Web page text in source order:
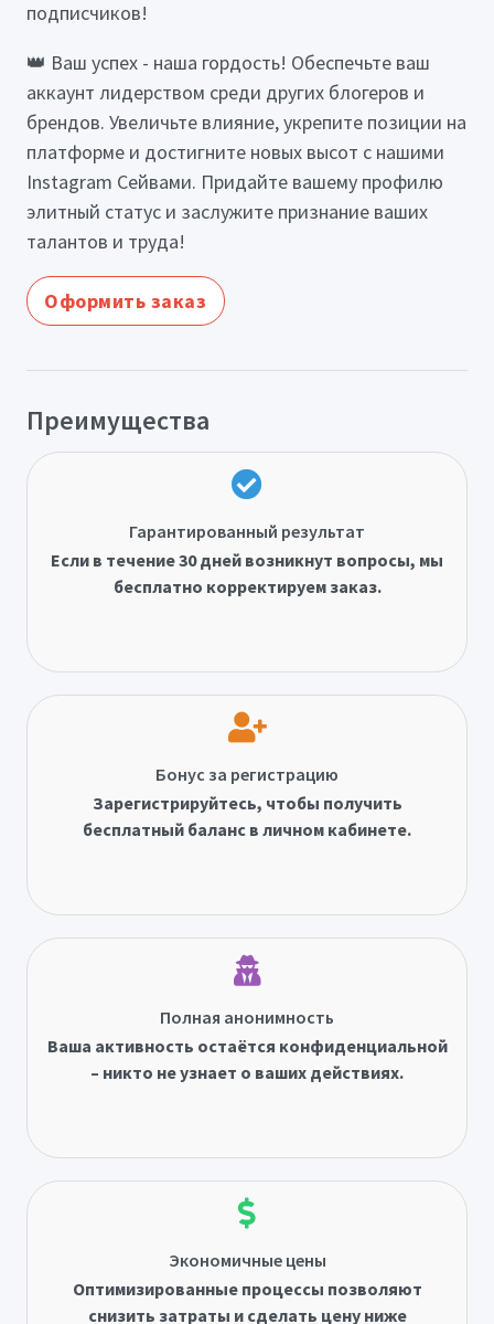
подписчиков!
👑 Ваш успех - наша гордость! Обеспечьте ваш
аккаунт лидерством среди других блогеров и
брендов. Увеличьте влияние, укрепите позиции на
платформе и достигните новых высот с нашими
Instagram Сейвами. Придайте вашему профилю
элитный статус и заслужите признание ваших
талантов и труда!
Оформить заказ
Преимущества
Гарантированный результат
Если в течение 30 дней возникнут вопросы, мы
бесплатно корректируем заказ.
Бонус за регистрацию
Зарегистрируйтесь, чтобы получить
бесплатный баланс в личном кабинете.
Полная анонимность
Ваша активность остаётся конфиденциальной
– никто не узнает о ваших действиях.
Экономичные цены
Оптимизированные процессы позволяют
снизить затраты и сделать цену ниже